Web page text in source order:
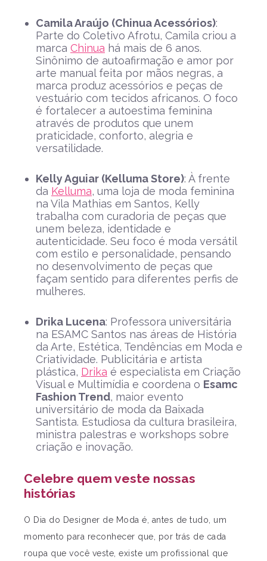
Camila Araújo (Chinua Acessórios):
Parte do Coletivo Afrotu, Camila criou a
marca Chinua há mais de 6 anos.
Sinônimo de autoafirmação e amor por
arte manual feita por mãos negras, a
marca produz acessórios e peças de
vestuário com tecidos africanos. O foco
é fortalecer a autoestima feminina
através de produtos que unem
praticidade, conforto, alegria e
versatilidade.
Kelly Aguiar (Kelluma Store): À frente
da Kelluma, uma loja de moda feminina
na Vila Mathias em Santos, Kelly
trabalha com curadoria de peças que
unem beleza, identidade e
autenticidade. Seu foco é moda versátil
com estilo e personalidade, pensando
no desenvolvimento de peças que
façam sentido para diferentes perfis de
mulheres.
Drika Lucena: Professora universitária
na ESAMC Santos nas áreas de História
da Arte, Estética, Tendências em Moda e
Criatividade. Publicitária e artista
plástica, Drika é especialista em Criação
Visual e Multimídia e coordena o Esamc
Fashion Trend, maior evento
universitário de moda da Baixada
Santista. Estudiosa da cultura brasileira,
ministra palestras e workshops sobre
criação e inovação.
Celebre quem veste nossas
histórias
O Dia do Designer de Moda é, antes de tudo, um
momento para reconhecer que, por trás de cada
roupa que você veste, existe um profissional que